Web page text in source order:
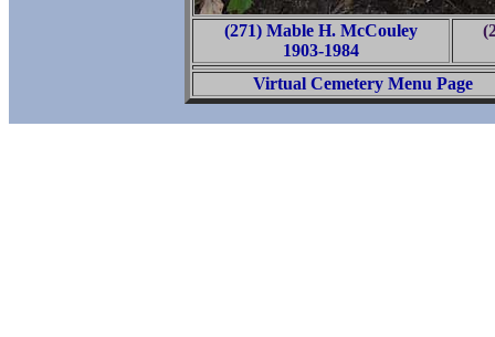
(271) Mable H. McCouley
1903-1984
Virtual Cemetery Menu Page